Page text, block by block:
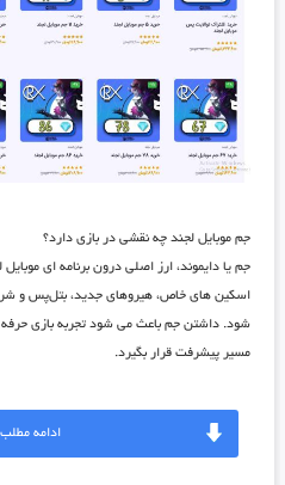
جم موبایل لجند چه نقشی در بازی دارد؟
جم یا دایموند، ارز اصلی درون‌ برنامه ‌ای
اسکین‌ های خاص، هیروهای جدید، بتل‌پس و
‌شود. داشتن جم باعث می‌ شود تجربه بازی حرفه
مسیر پیشرفت قرار بگیرد.
ادامه